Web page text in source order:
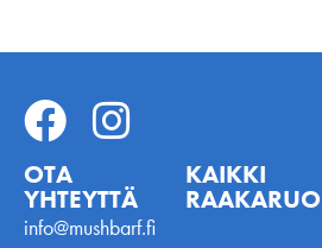
OTA
YHTEYTTÄ
info@mushbarf.fi
KAIKKI